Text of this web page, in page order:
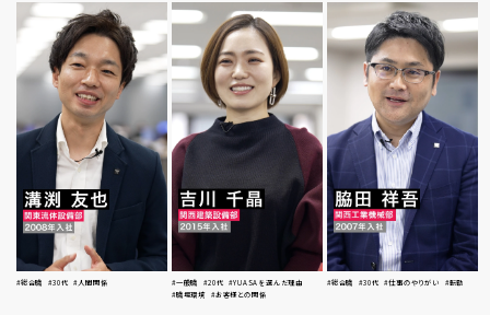
#総合職 #30代 #人間関係 #一般職 #20代
#YUASAを選んだ理由
#職場環境 #お客様との関係
#総合職 #30代 #仕事のやりがい #転勤